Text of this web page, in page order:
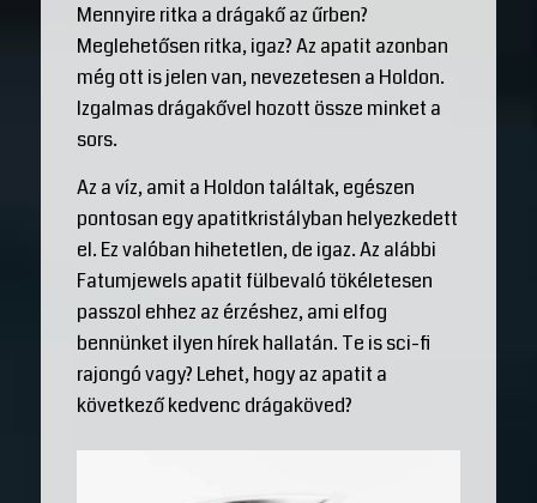
Mennyire ritka a drágakő az űrben?
Meglehetősen ritka, igaz? Az apatit azonban
még ott is jelen van, nevezetesen a Holdon.
Izgalmas drágakővel hozott össze minket a
sors.
Az a víz, amit a Holdon találtak, egészen
pontosan egy apatitkristályban helyezkedett
el. Ez valóban hihetetlen, de igaz. Az alábbi
Fatumjewels apatit fülbevaló tökéletesen
passzol ehhez az érzéshez, ami elfog
bennünket ilyen hírek hallatán. Te is sci-fi
rajongó vagy? Lehet, hogy az apatit a
következő kedvenc drágaköved?